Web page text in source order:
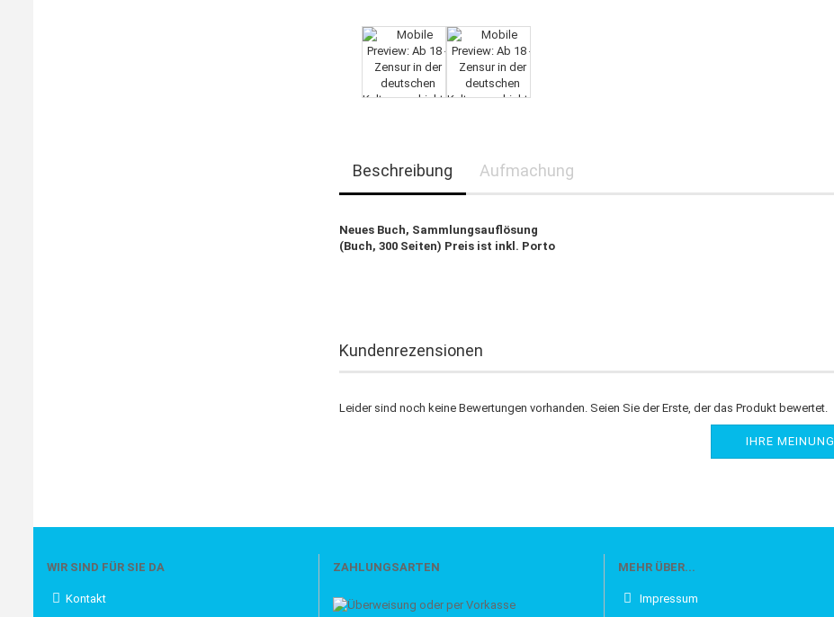
Beschreibung Aufmachung
Neues Buch, Sammlungsauflösung
(Buch, 300 Seiten) Preis ist inkl. Porto
Kundenrezensionen
Leider sind noch keine Bewertungen vorhanden. Seien Sie der Erste, der das Produkt bewertet.
IHRE MEINUNG
WIR SIND FÜR SIE DA
Kontakt
ZAHLUNGSARTEN
oder per Vorkasse
MEHR ÜBER...
Impressum